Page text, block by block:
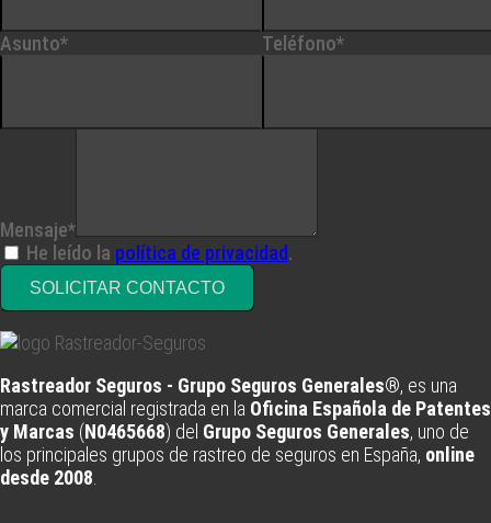
Asunto* Teléfono*
Mensaje*
He leído la política de privacidad.
SOLICITAR CONTACTO
Rastreador Seguros - Grupo Seguros Generales®, es una
marca comercial registrada en la Oficina Española de Patentes
y Marcas (N0465668) del Grupo Seguros Generales, uno de
los principales grupos de rastreo de seguros en España, online
desde 2008